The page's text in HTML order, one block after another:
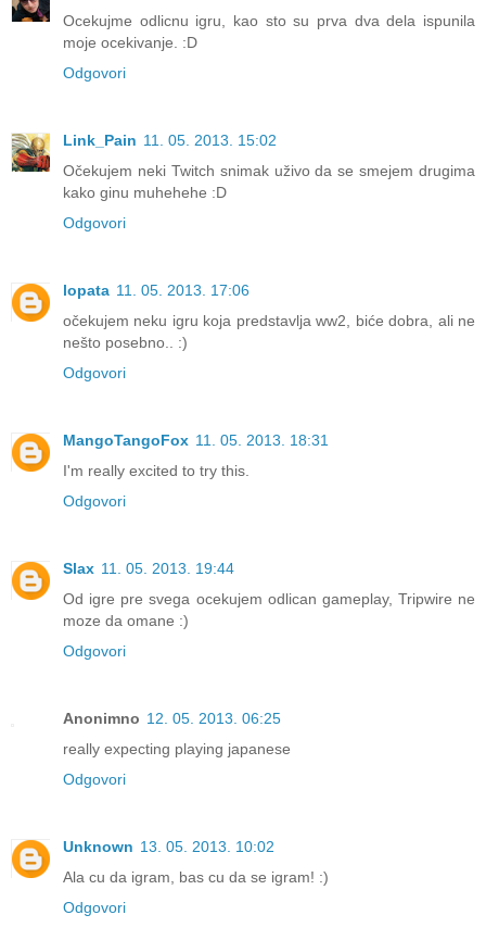
Ocekujme odlicnu igru, kao sto su prva dva dela ispunila
moje ocekivanje. :D
Odgovori
Link_Pain 11. 05. 2013. 15:02
Očekujem neki Twitch snimak uživo da se smejem drugima
kako ginu muhehehe :D
Odgovori
lopata 11. 05. 2013. 17:06
očekujem neku igru koja predstavlja ww2, biće dobra, ali ne
nešto posebno.. :)
Odgovori
MangoTangoFox 11. 05. 2013. 18:31
I'm really excited to try this.
Odgovori
Slax 11. 05. 2013. 19:44
Od igre pre svega ocekujem odlican gameplay, Tripwire ne
moze da omane :)
Odgovori
Anonimno 12. 05. 2013. 06:25
really expecting playing japanese
Odgovori
Unknown 13. 05. 2013. 10:02
Ala cu da igram, bas cu da se igram! :)
Odgovori